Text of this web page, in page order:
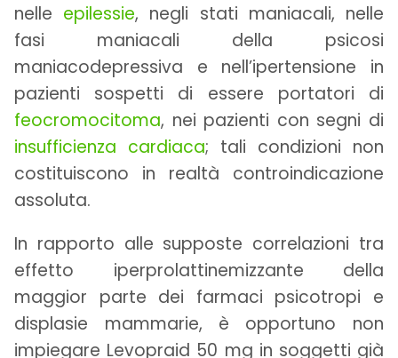
nelle epilessie, negli stati maniacali, nelle
fasi maniacali della psicosi
maniacodepressiva e nell’ipertensione in
pazienti sospetti di essere portatori di
feocromocitoma, nei pazienti con segni di
insufficienza cardiaca; tali condizioni non
costituiscono in realtà controindicazione
assoluta.
In rapporto alle supposte correlazioni tra
effetto iperprolattinemizzante della
maggior parte dei farmaci psicotropi e
displasie mammarie, è opportuno non
impiegare Levopraid 50 mg in soggetti già